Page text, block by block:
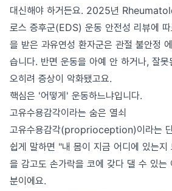
대신해야 하거든요. 2025년
로스 증후군(EDS) 운동 안전성 리뷰에
을 받은 과유연성 환자군은 관절 불안정
습니다. 반면 운동을 아예 안 하거나, 잘
오히려 증상이 악화됐고요.
핵심은 '어떻게' 운동하느냐입니다.
고유수용감각이라는 숨은 열쇠
고유수용감각(proprioception)이라는
쉽게 말하면 "내 몸이 지금 어디에 있는지
을 감고도 손가락을 코에 갖다 댈 수 있는
분이에요.